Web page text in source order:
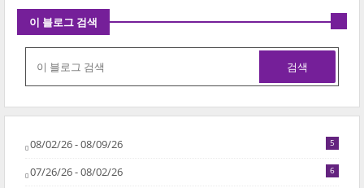
이 블로그 검색
08/02/26 - 08/09/26 5
07/26/26 - 08/02/26 6